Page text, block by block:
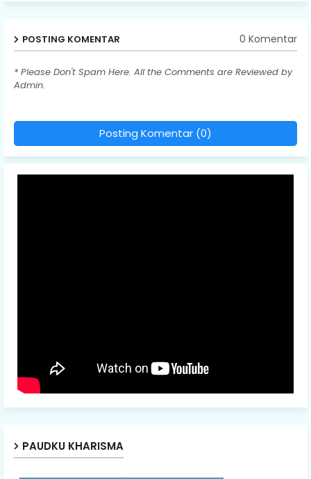
POSTING KOMENTAR 0 Komentar
* Please Don't Spam Here. All the Comments are Reviewed by
Admin.
Posting Komentar (0)
PAUDKU KHARISMA